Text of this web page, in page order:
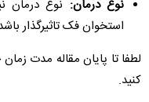
نوع درمان: نوع درمان
استخوان فک تاثیرگذار
لطفا تا پایان مقاله مدت
کنید.